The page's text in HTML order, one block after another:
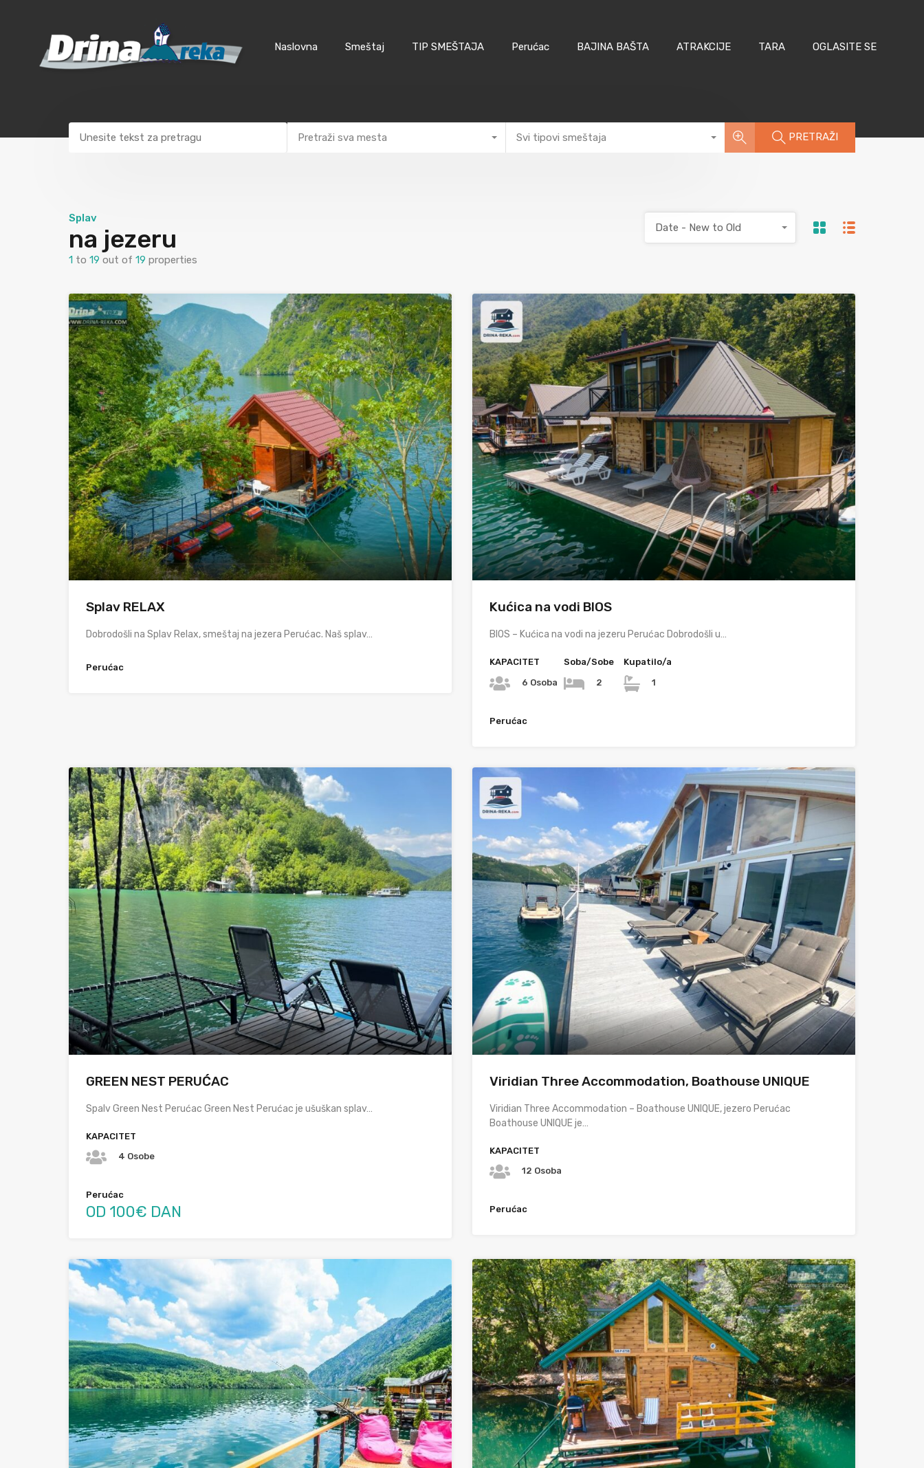
Naslovna Smeštaj TIP SMEŠTAJA Perućac BAJINA BAŠTA ATRAKCIJE TARA OGLASITE SE
Pretraži sva mesta Svi tipovi smeštaja PRETRAŽI
Splav
na jezeru
1 to 19 out of 19 properties
Date - New to Old
Splav RELAX
Dobrodošli na Splav Relax, smeštaj na jezera Perućac. Naš splav…
Perućac
Kućica na vodi BIOS
BIOS – Kućica na vodi na jezeru Perućac Dobrodošli u…
KAPACITET
6 Osoba
Soba/Sobe
2
Kupatilo/a
1
Perućac
GREEN NEST PERUĆAC
Spalv Green Nest Perućac Green Nest Perućac je ušuškan splav…
KAPACITET
4 Osobe
Perućac
OD 100€ DAN
⁠Viridian Three Accommodation, Boathouse UNIQUE
Viridian Three Accommodation – Boathouse UNIQUE, jezero Perućac
Boathouse UNIQUE je…
KAPACITET
12 Osoba
Perućac